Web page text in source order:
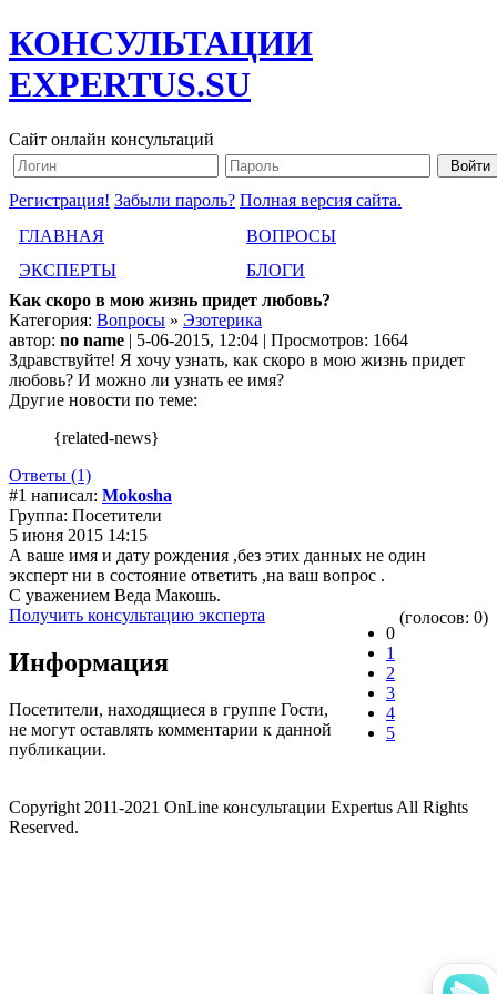
КОНСУЛЬТАЦИИ
EXPERTUS.SU
Сайт онлайн консультаций
Регистрация! Забыли пароль? Полная версия сайта.
ГЛАВНАЯ
ВОПРОСЫ
ЭКСПЕРТЫ
БЛОГИ
Как скоро в мою жизнь придет любовь?
Категория: Вопросы » Эзотерика
автор: no name | 5-06-2015, 12:04 | Просмотров: 1664
Здравствуйте! Я хочу узнать, как скоро в мою жизнь придет
любовь? И можно ли узнать ее имя?
Другие новости по теме:
{related-news}
Ответы (1)
#1 написал: Mokosha
Группа: Посетители
5 июня 2015 14:15
А ваше имя и дату рождения ,без этих данных не один
эксперт ни в состояние ответить ,на ваш вопрос .
С уважением Веда Макошь.
Получить консультацию эксперта
0
1
2
3
4
5
(голосов: 0)
Информация
Посетители, находящиеся в группе Гости,
не могут оставлять комментарии к данной
публикации.
Copyright 2011-2021 OnLine консультации Expertus All Rights
Reserved.